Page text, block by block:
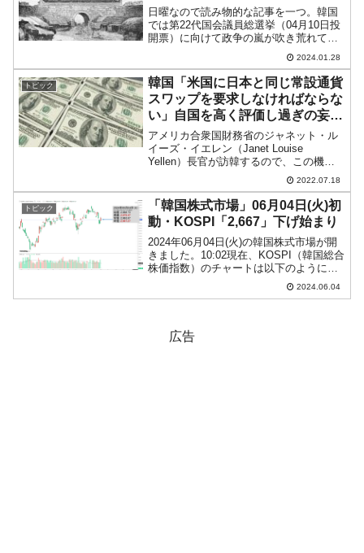
日曜なので読み物的な記事を一つ。韓国
では第22代国会議員総選挙（04月10日投
開票）に向けて政争の嵐が吹き荒れてい
ます。保守寄りの『国民の力』と左派・
進歩系の『共に民主党』が激突し、「監
獄行きを懸けたゲーム」（鈴置高史先生
の名言）を戦ってい...
2024.01.28
トピック
韓国「米国に日本と同じ常設通貨
スワップを要求しなければならな
い」自国を高く評価し過ぎの妄想
をやめるべき
アメリカ合衆国財務省のジャネット・ル
イーズ・イエレン（Janet Louise
Yellen）長官が訪韓するので、この機会
に「通貨スワップを要求しろ」と韓国メ
ディアが書き立てています。いちいち拾
っているときりがないのですが、「日本
が締結でき...
2022.07.18
トピック
「韓国株式市場」06月04日(火)初
動・KOSPI「2,667」下げ始まり
2024年06月04日(火)の韓国株式市場が開
きました。10:02現在、KOSPI（韓国総合
株価指数）のチャートは以下のようにな
『Investing.com』より引用）。前日は陽
2024.06.04
広告